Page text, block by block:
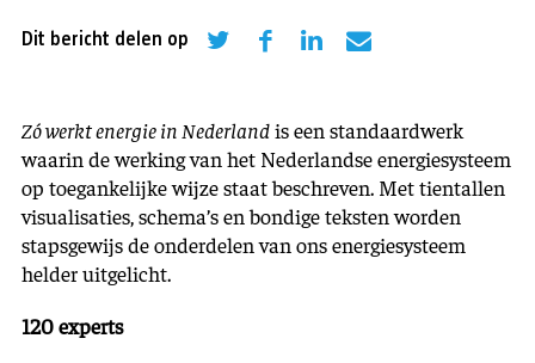
Dit bericht delen op
Zó werkt energie in Nederlandis een standaardwerk
waarin de werking van het Nederlandse energiesysteem
op toegankelijke wijze staat beschreven. Met tientallen
visualisaties, schema’s en bondige teksten worden
stapsgewijs de onderdelen van ons energiesysteem
helder uitgelicht.
120 experts